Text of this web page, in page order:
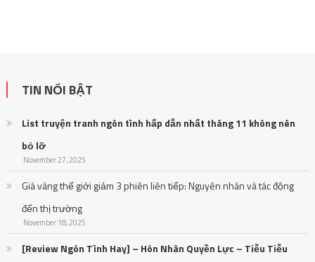
TIN NỔI BẬT
List truyện tranh ngôn tình hấp dẫn nhất tháng 11 không nên
bỏ lỡ
November 27, 2025
Giá vàng thế giới giảm 3 phiên liên tiếp: Nguyên nhân và tác động
đến thị trường
November 18, 2025
[Review Ngôn Tình Hay] – Hôn Nhân Quyền Lực – Tiễu Tiễu